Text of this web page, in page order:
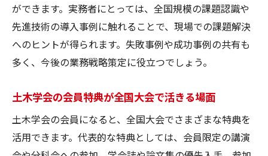
ができます。実務者にとっては、全国規模の課題認識や
先進技術の導入事例に触れることで、現場での課題解決
へのヒントが得られます。失敗事例や成功事例の共有も
多く、今後の業務戦略策定に役立つでしょう。
土木学会の会員特典が全国大会で活きる場面
土木学会の会員になると、全国大会でさまざまな特典を
活用できます。代表的な特典としては、会員限定の講演